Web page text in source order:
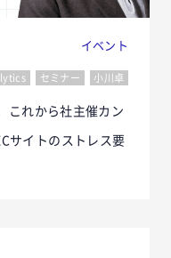
イベント
セミナー 小川卓
これから社主催カン
サイトのストレス要